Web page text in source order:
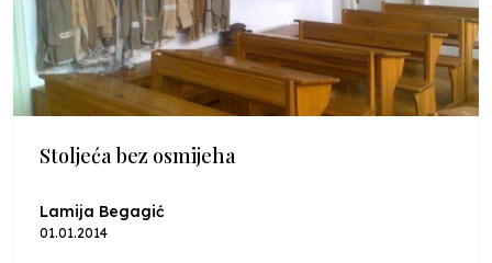
Stoljeća bez osmijeha
Lamija Begagić
01.01.2014